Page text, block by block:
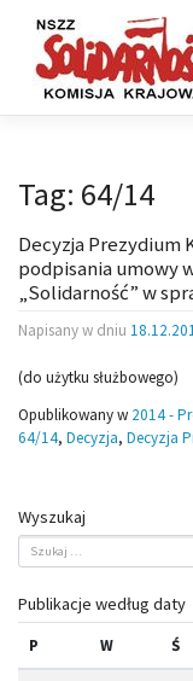
content
Tag: 64/14
Decyzja Prezydium
podpisania umowy
„Solidarność” w
Napisany w dniu
(do użytku służbowego)
Opublikowany w 2014 -
64/14, Decyzja, Decyzja
Wyszukaj
Publikacje według daty
P W Ś